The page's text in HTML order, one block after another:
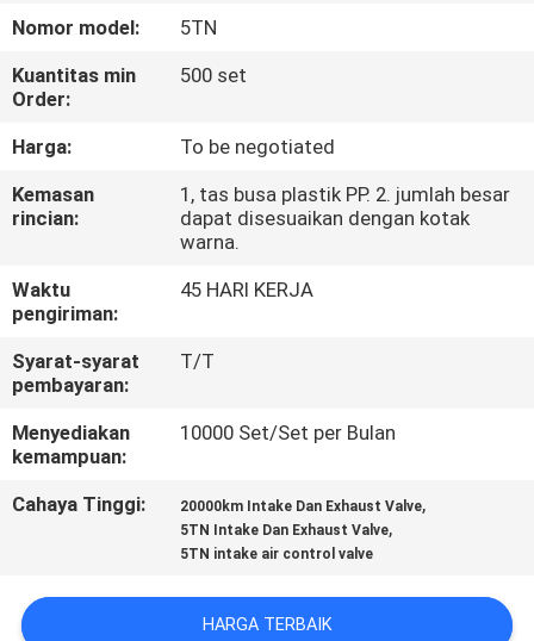
TUR
PABRIK
KONTROL
KUALITAS
MINTA
KUTIPAN
PETA
SITUS
PRIBADI
Nomor model:
5TN
Kuantitas min
Order:
500 set
Harga:
To be negotiated
Kemasan
rincian:
1, tas busa plastik PP. 2. jumlah besar
dapat disesuaikan dengan kotak
warna.
Waktu
pengiriman:
45 HARI KERJA
Syarat-syarat
pembayaran:
T/T
Menyediakan
kemampuan:
10000 Set/Set per Bulan
Cahaya Tinggi: 20000km Intake Dan Exhaust Valve,
5TN Intake Dan Exhaust Valve,
5TN intake air control valve
HARGA TERBAIK